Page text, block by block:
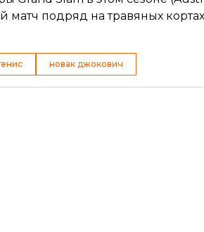
матч подряд на травяных
новак джокович